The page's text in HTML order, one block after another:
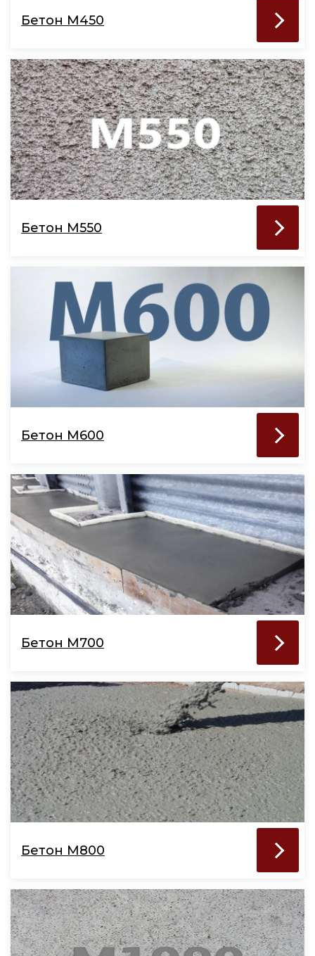
Бетон М450
Бетон М550
Бетон М600
Бетон М700
Бетон М800